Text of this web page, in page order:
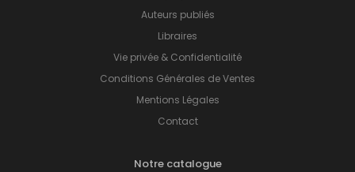
Auteurs publiés
Libraires
Vie privée & Confidentialité
Conditions Générales de Ventes
Mentions Légales
Contact
Notre catalogue